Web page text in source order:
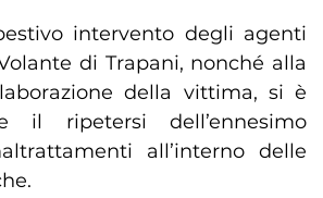
intervento degli agenti
di Trapani, nonché alla
della vittima, si è
il ripetersi dell’ennesimo
all’interno delle